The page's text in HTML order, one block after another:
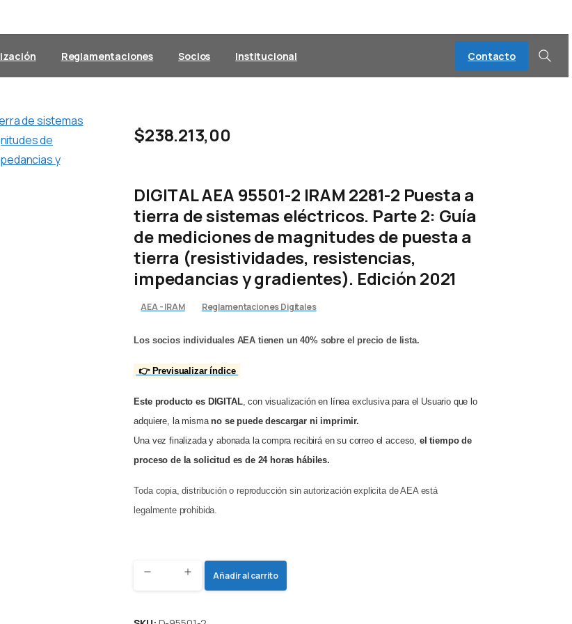
Reglamentaciones Socios Institucional Contacto
Buscar
$238.213,00
DIGITAL AEA 95501-2 IRAM 2281-2 Puesta a
tierra de sistemas eléctricos. Parte 2: Guía
de mediciones de magnitudes de puesta a
tierra (resistividades, resistencias,
impedancias y gradientes). Edición 2021
AEA - IRAM Reglamentaciones Digitales
Los socios individuales AEA tienen un 40% sobre el precio de lista.
👉 Previsualizar índice
Este producto es DIGITAL, con visualización en línea exclusiva para el Usuario que lo
adquiere, la mismano se puede descargar ni imprimir.
Una vez finalizada y abonada la compra recibirá en su correo el acceso, el tiempo de
proceso de la solicitud es de 24 horas hábiles.
Toda copia, distribución o reproducción sin autorización explicita de AEA está
legalmente prohibida.
DIGITAL
Añadir al carrito